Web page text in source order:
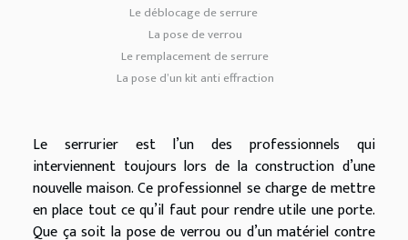
Le déblocage de serrure
La pose de verrou
Le remplacement de serrure
La pose d’un kit anti effraction
Le serrurier est l’un des professionnels qui
interviennent toujours lors de la construction d’une
nouvelle maison. Ce professionnel se charge de mettre
en place tout ce qu’il faut pour rendre utile une porte.
Que ça soit la pose de verrou ou d’un matériel contre